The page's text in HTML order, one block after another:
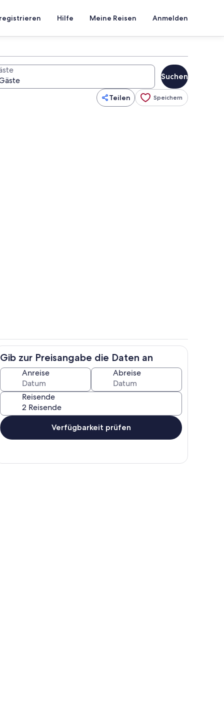
Hilfe Meine Reisen Anmelden
Suchen
Teilen Speichern
Speisen
Gib zur Preisangabe die Daten an
Anreise Abreise
Reisende
Verfügbarkeit prüfen